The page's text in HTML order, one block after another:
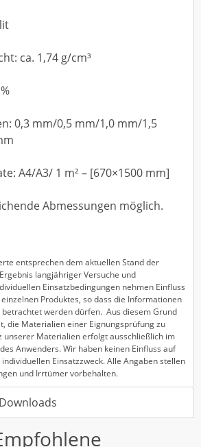
ca. 1,74 g/cm³
0,3 mm/0,5 mm/1,0 mm/1,5
A4/A3/ 1 m² – [670×1500 mm]
Abmessungen möglich.
entsprechen dem aktuellen Stand der
langjähriger Versuche und
Einsatzbedingungen nehmen Einfluss
Produktes, so dass die Informationen
betrachtet werden dürfen. Aus diesem Grund
die Materialien einer Eignungsprüfung zu
unserer Materialien erfolgt ausschließlich im
Anwenders. Wir haben keinen Einfluss auf
Einsatzzweck. Alle Angaben stellen
und Irrtümer vorbehalten.